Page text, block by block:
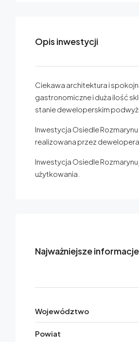
Opis inwestycji
Ciekawa architektura i
gastronomiczne i duża ilość
stanie deweloperskim
Inwestycja Osiedle
realizowana przez dewelopera
Inwestycja Osiedle
użytkowania.
Najważniejsze informacje
Województwo
Powiat